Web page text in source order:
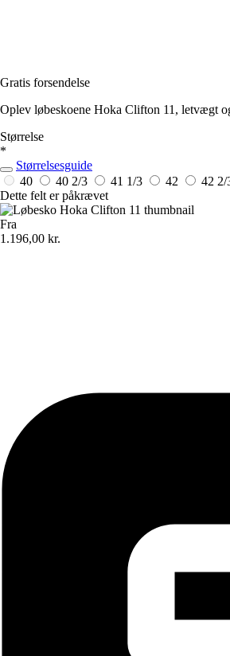
Gratis forsendelse
Oplev løbeskoene Hoka Clifton 11, letvægt
Størrelse
*
Størrelsesguide
40
40 2/3 41 1/3 42 42 2/
Dette felt er påkrævet
Fra
1.196,00 kr.